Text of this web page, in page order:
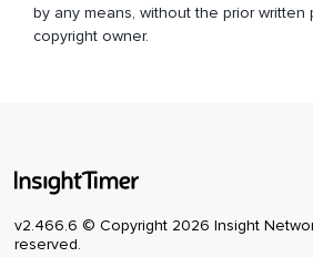
Dieser Raum,
In dem keine Erwartung oder
Ganz tief in Dir weißt Du das alles.
Du weißt,
by any means, without the prior written
copyright owner.
v2.466.6 © Copyright 2026 Insight
reserved.